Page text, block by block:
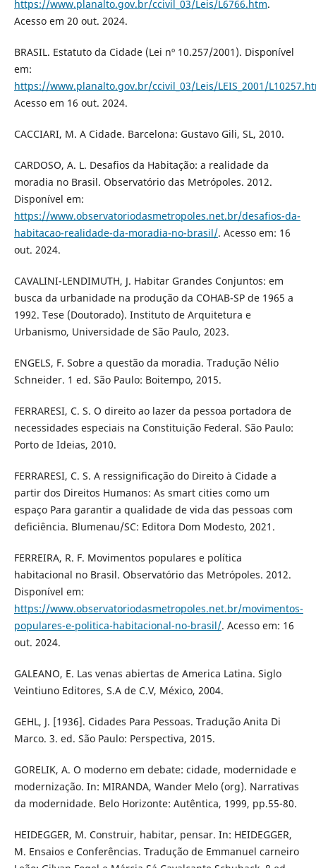
https://www.planalto.gov.br/ccivil_03/Leis/L6766.htm.
Acesso em 20 out. 2024.
BRASIL. Estatuto da Cidade (Lei nº 10.257/2001). Disponível
em:
https://www.planalto.gov.br/ccivil_03/Leis/LEIS_2001/
Acesso em 16 out. 2024.
CACCIARI, M. A Cidade. Barcelona: Gustavo Gili, SL, 2010.
CARDOSO, A. L. Desafios da Habitação: a realidade da
moradia no Brasil. Observatório das Metrópoles. 2012.
Disponível em:
https://www.observatoriodasmetropoles.net.br/desafios-da-
habitacao-realidade-da-moradia-no-brasil/. Acesso em: 16
out. 2024.
CAVALINI-LENDIMUTH, J. Habitar Grandes Conjuntos: em
busca da urbanidade na produção da COHAB-SP de 1965 a
1992. Tese (Doutorado). Instituto de Arquitetura e
Urbanismo, Universidade de São Paulo, 2023.
ENGELS, F. Sobre a questão da moradia. Tradução Nélio
Schneider. 1 ed. São Paulo: Boitempo, 2015.
FERRARESI, C. S. O direito ao lazer da pessoa portadora de
necessidades especiais na Constituição Federal. São Paulo:
Porto de Ideias, 2010.
FERRARESI, C. S. A ressignificação do Direito à Cidade a
partir dos Direitos Humanos: As smart cities como um
espaço Para garantir a qualidade de vida das pessoas com
deficiência. Blumenau/SC: Editora Dom Modesto, 2021.
FERREIRA, R. F. Movimentos populares e política
habitacional no Brasil. Observatório das Metrópoles. 2012.
Disponível em:
https://www.observatoriodasmetropoles.net.br/movimentos-
populares-e-politica-habitacional-no-brasil/. Acesso em: 16
out. 2024.
GALEANO, E. Las venas abiertas de America Latina. Siglo
Veintiuno Editores, S.A de C.V, México, 2004.
GEHL, J. [1936]. Cidades Para Pessoas. Tradução Anita Di
Marco. 3. ed. São Paulo: Perspectiva, 2015.
GORELIK, A. O moderno em debate: cidade, modernidade e
modernização. In: MIRANDA, Wander Melo (org). Narrativas
da modernidade. Belo Horizonte: Autêntica, 1999, pp.55-80.
HEIDEGGER, M. Construir, habitar, pensar. In: HEIDEGGER,
M. Ensaios e Conferências. Tradução de Emmanuel carneiro